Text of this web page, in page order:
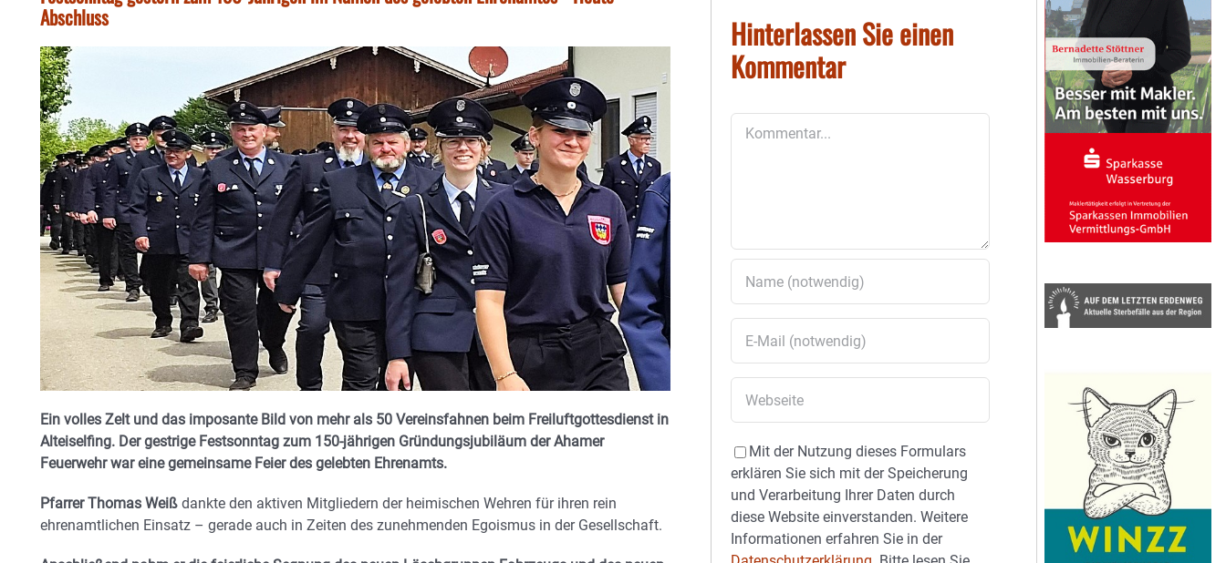
Abschluss
Ein volles Zelt und das imposante Bild von mehr als 50 Vereinsfahnen beim Freiluftgottesdienst in
Alteiselfing. Der gestrige Festsonntag zum 150-jährigen Gründungsjubiläum der Ahamer
Feuerwehr war eine gemeinsame Feier des gelebten Ehrenamts.
Pfarrer Thomas Weiß dankte den aktiven Mitgliedern der heimischen Wehren für ihren rein
ehrenamtlichen Einsatz – gerade auch in Zeiten des zunehmenden Egoismus in der Gesellschaft.
Hinterlassen Sie einen
Kommentar
Mit der Nutzung dieses Formulars
erklären Sie sich mit der Speicherung
und Verarbeitung Ihrer Daten durch
diese Website einverstanden. Weitere
Informationen erfahren Sie in der